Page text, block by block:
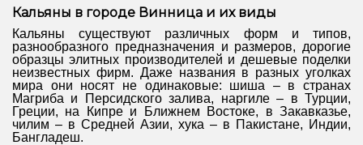
Кальяны в городе Винница и их виды
Кальяны существуют различных форм и типов,
разнообразного предназначения и размеров, дорогие
образцы элитных производителей и дешевые поделки
неизвестных фирм. Даже названия в разных уголках
мира они носят не одинаковые: шиша – в странах
Магриба и Персидского залива, наргиле – в Турции,
Греции, на Кипре и Ближнем Востоке, в Закавказье,
чилим – в Средней Азии, хука – в Пакистане, Индии,
Бангладеш.